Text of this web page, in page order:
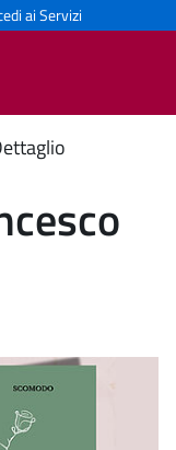
ai Servizi